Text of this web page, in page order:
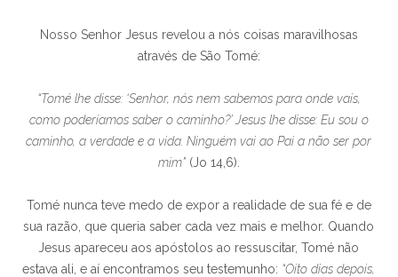
Nosso Senhor Jesus revelou a nós coisas maravilhosas
através de São Tomé:
“Tomé lhe disse: ‘Senhor, nós nem sabemos para onde vais,
como poderíamos saber o caminho?’ Jesus lhe disse: Eu sou o
caminho, a verdade e a vida. Ninguém vai ao Pai a não ser por
mim”(Jo 14,6).
Tomé nunca teve medo de expor a realidade de sua fé e de
sua razão, que queria saber cada vez mais e melhor. Quando
Jesus apareceu aos apóstolos ao ressuscitar, Tomé não
estava ali, e aí encontramos seu testemunho: “Oito dias depois,